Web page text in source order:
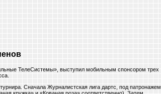
ТелеСистемы», выступил мобильным спонсором трех
Сначала Журналистская лига дартс, под патронажем